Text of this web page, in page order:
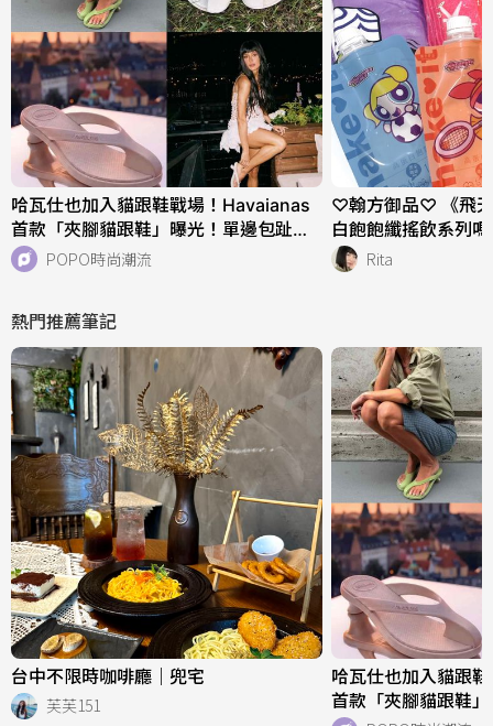
哈瓦仕也加入貓跟鞋戰場！Havaianas
首款「夾腳貓跟鞋」曝光！單邊包趾超
好看、一亮相就爆紅！
POPO時尚潮流
♡翰方御品♡ 《飛
白飽飽纖搖飲系列
Rita
熱門推薦筆記
台中不限時咖啡廳｜兜宅
芙芙151
哈瓦仕也加入貓跟
首款「夾腳貓跟鞋